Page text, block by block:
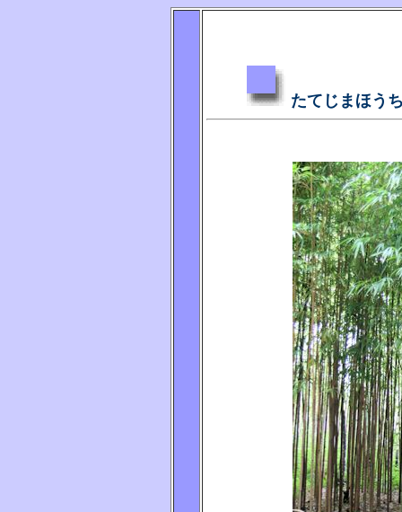
たてじまほう